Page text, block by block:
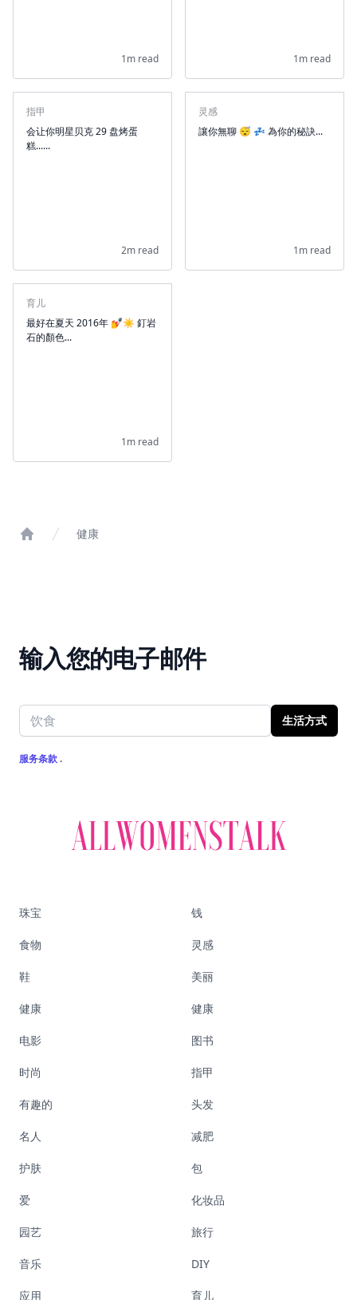
1m read 1m read
指甲
会让你明星贝克 29 盘烤蛋
糕......
2m read
灵感
讓你無聊 😴 💤 為你的秘訣...
1m read
育儿
最好在夏天 2016年 💅☀️ 釘岩
石的顏色...
1m read
健康
输入您的电子邮件
Email address 生活方式
服务条款 .
珠宝 钱
食物 灵感
鞋 美丽
健康 健康
电影 图书
时尚 指甲
有趣的 头发
名人 减肥
护肤 包
爱 化妆品
园艺 旅行
音乐 DIY
应用 育儿